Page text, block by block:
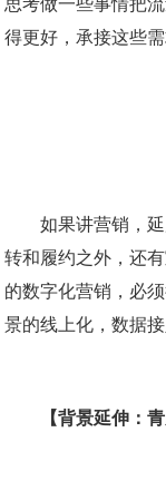
思考做一些事情把
得更好，承接这些需
如果讲营销，
转和履约之外，还
的数字化营销，必
景的线上化，数据
【背景延伸：